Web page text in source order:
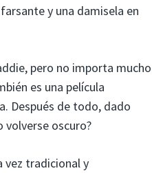
y una damisela en
pero no importa mucho
es una película
Después de todo, dado
volverse oscuro?
vez tradicional y